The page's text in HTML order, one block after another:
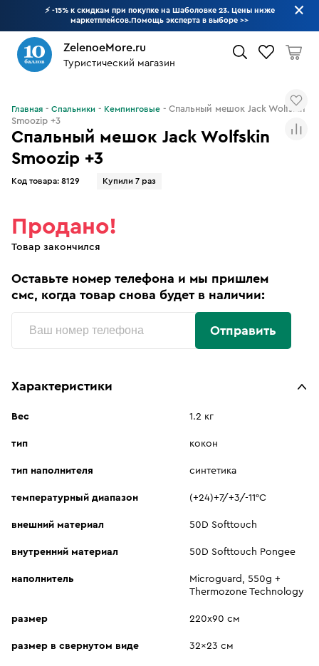
⚡ -15% к скидкам при покупке на Шаболовке 23. Цены ниже
маркетплейсов.Помощь эксперта в выборе >>
ZelenoeMore.ru
Туристический магазин
Спальный мешок Jack Wolfskin
Smoozip +3
Код товара: 8129 Купили 7 раз
Главная Спальники Кемпинговые
Спальный мешок Jack Wolfskin
Smoozip +3
Продано!
Товар закончился
Оставьте номер телефона и мы пришлем
смс, когда товар снова будет в наличии:
Отправить
Характеристики
Вес 1.2 кг
тип кокон
тип наполнителя синтетика
температурный диапазон (+24)+7/+3/-11°C
внешний материал 50D Softtouch
внутренний материал 50D Softtouch Pongee
наполнитель
Microguard, 550g +
Thermozone Technology
размер 220х90 см
размер в свернутом виде 32x23 см